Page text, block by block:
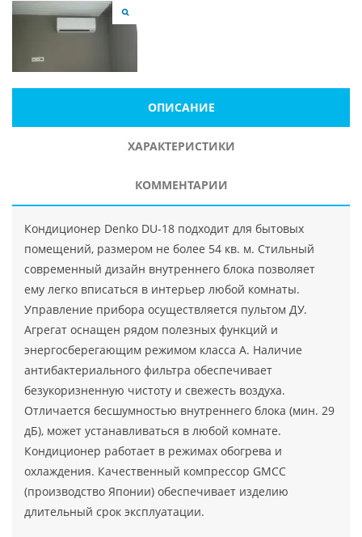
ОПИСАНИЕ
ХАРАКТЕРИСТИКИ
КОММЕНТАРИИ
Кондиционер Denko DU-18 подходит для бытовых
помещений, размером не более 54 кв. м. Стильный
современный дизайн внутреннего блока позволяет
ему легко вписаться в интерьер любой комнаты.
Управление прибора осуществляется пультом ДУ.
Агрегат оснащен рядом полезных функций и
энергосберегающим режимом класса А. Наличие
антибактериального фильтра обеспечивает
безукоризненную чистоту и свежесть воздуха.
Отличается бесшумностью внутреннего блока (мин. 29
дБ), может устанавливаться в любой комнате.
Кондиционер работает в режимах обогрева и
охлаждения. Качественный компрессор GMCC
(производство Японии) обеспечивает изделию
длительный срок эксплуатации.